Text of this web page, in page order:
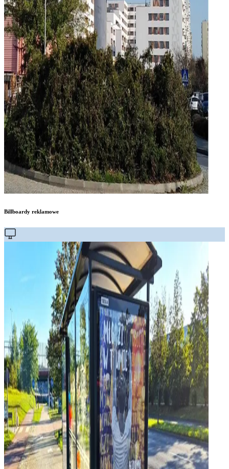
Billboardy reklamowe